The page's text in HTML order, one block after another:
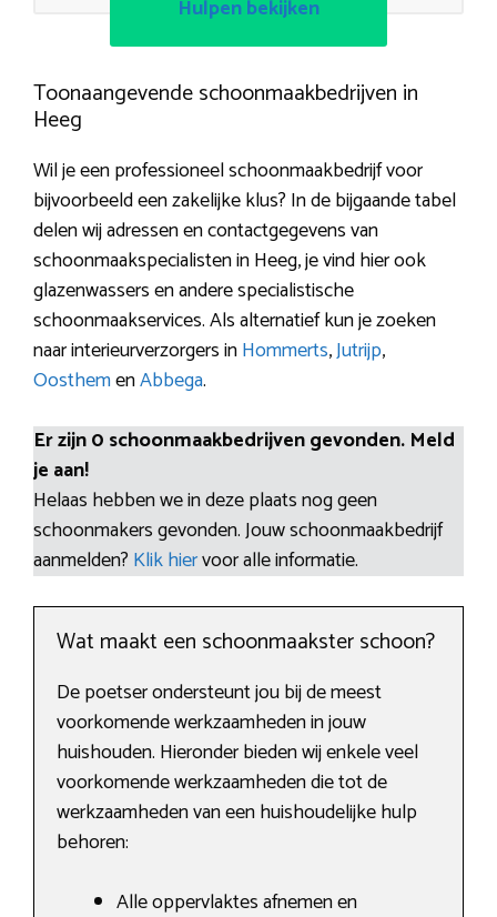
Hulpen bekijken
Toonaangevende schoonmaakbedrijven in
Heeg
Wil je een professioneel schoonmaakbedrijf voor
bijvoorbeeld een zakelijke klus? In de bijgaande tabel
delen wij adressen en contactgegevens van
schoonmaakspecialisten in Heeg, je vind hier ook
glazenwassers en andere specialistische
schoonmaakservices. Als alternatief kun je zoeken
naar interieurverzorgers inHommerts,Jutrijp,
OosthemenAbbega.
Er zijn 0 schoonmaakbedrijven gevonden. Meld
je aan!
Helaas hebben we in deze plaats nog geen
schoonmakers gevonden. Jouw schoonmaakbedrijf
aanmelden? Klik hiervoor alle informatie.
Wat maakt een schoonmaakster schoon?
De poetser ondersteunt jou bij de meest
voorkomende werkzaamheden in jouw
huishouden. Hieronder bieden wij enkele veel
voorkomende werkzaamheden die tot de
werkzaamheden van een huishoudelijke hulp
behoren:
Alle oppervlaktes afnemen en